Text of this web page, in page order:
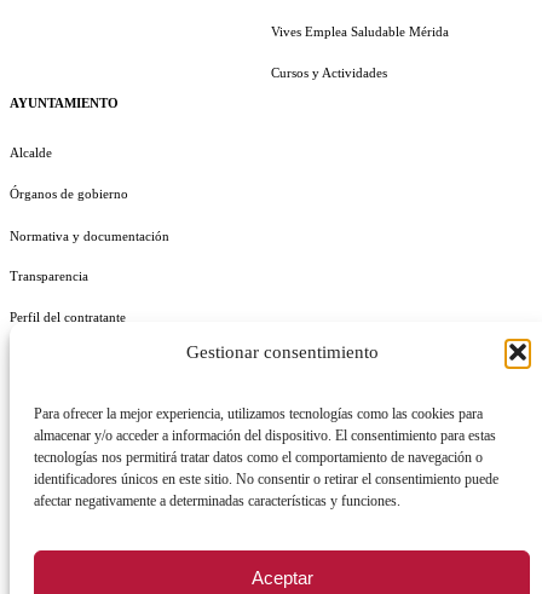
Gestionar consentimiento
Para ofrecer la mejor experiencia, utilizamos tecnologías como las cookies para
almacenar y/o acceder a información del dispositivo. El consentimiento para estas
tecnologías nos permitirá tratar datos como el comportamiento de navegación o
identificadores únicos en este sitio. No consentir o retirar el consentimiento puede
afectar negativamente a determinadas características y funciones.
Aceptar
AYUNTAMIENTO
Alcalde
Órganos de gobierno
Normativa y documentación
Transparencia
Perfil del contratante
Vives Emplea Saludable Mérida
Cursos y Actividades
REGISTRO DE ACTIVIDADES DE TRATAMIENTO